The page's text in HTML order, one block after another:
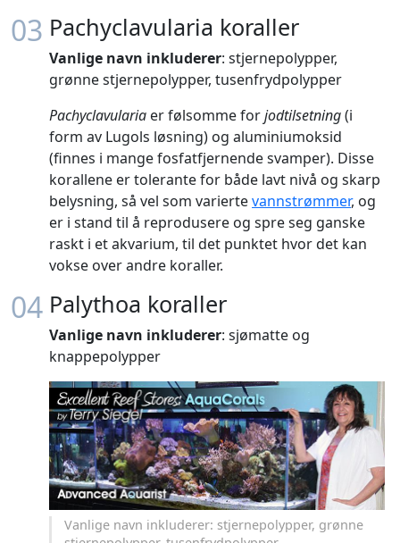
03 Pachyclavularia koraller
Vanlige navn inkluderer: stjernepolypper,
grønne stjernepolypper, tusenfrydpolypper
Pachyclavularia er følsomme forjodtilsetning(i
form av Lugols løsning) og aluminiumoksid
(finnes i mange fosfatfjernende svamper). Disse
korallene er tolerante for både lavt nivå og skarp
belysning, så vel som variertevannstrømmer, og
er i stand til å reprodusere og spre seg ganske
raskt i et akvarium, til det punktet hvor det kan
vokse over andre koraller.
04 Palythoa koraller
Vanlige navn inkluderer: sjømatte og
knappepolypper
Vanlige navn inkluderer: stjernepolypper, grønne